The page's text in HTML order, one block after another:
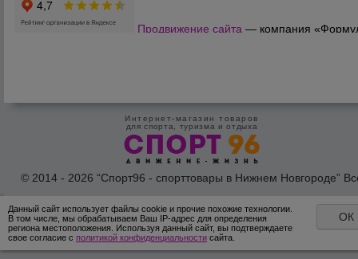
Продвижение сайта — компания
Интернет-магазин товаров
для спорта, туризма и отдыха
© 2014 - 2026 “Спорт96 - спорттовары в Нижнем Новгороде”
Данный сайт использует файлы cookie и прочие похожие технологии.
В том числе, мы обрабатываем Ваш IP-адрес для определения
региона местоположения. Используя данный сайт, вы подтверждаете
свое согласие с политикой конфиденциальности сайта.
ОК